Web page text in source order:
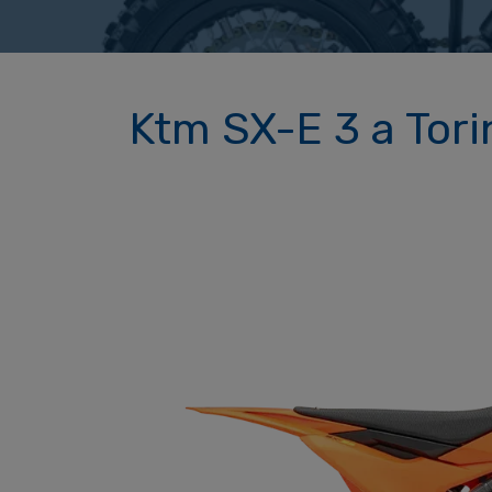
Ktm SX-E 3 a